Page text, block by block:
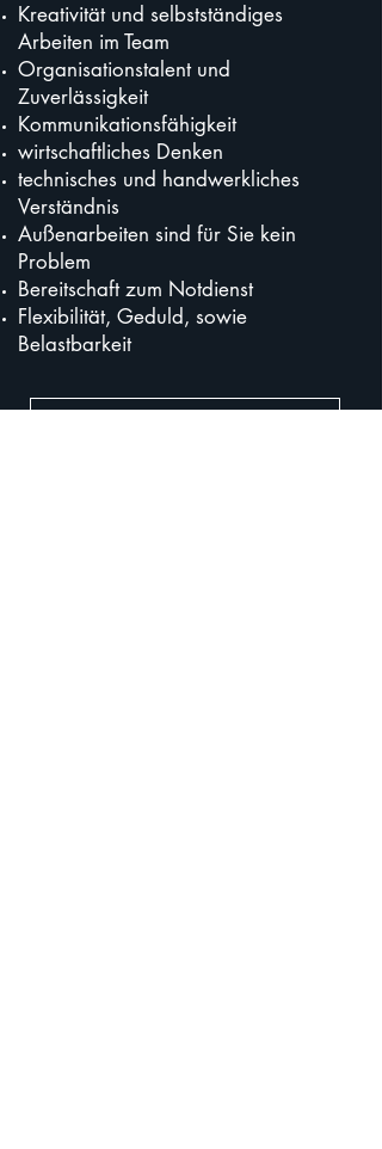
Kreativität und selbstständiges
Arbeiten im Team
Organisationstalent und
Zuverlässigkeit
Kommunikationsfähigkeit
wirtschaftliches Denken
technisches und handwerkliches
Verständnis
Außenarbeiten sind für Sie kein
Problem
Bereitschaft zum Notdienst
Flexibilität, Geduld, sowie
Belastbarkeit